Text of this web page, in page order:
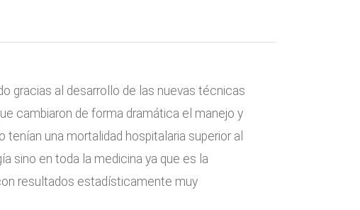
gracias al desarrollo de las nuevas técnicas
cambiaron de forma dramática el manejo y
una mortalidad hospitalaria superior al
sino en toda la medicina ya que es la
resultados estadísticamente muy